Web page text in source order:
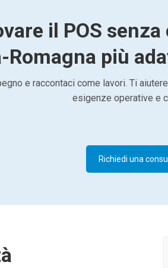
il POS
Romagna più
e raccontaci come lavori. Ti
esigenze operative e
Richiedi una